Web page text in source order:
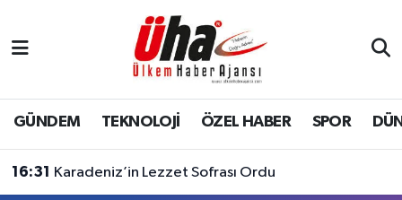
GÜNDEM TEKNOLOJİ ÖZEL HABER SPOR
16:31 Karadeniz’in Lezzet Sofrası Ordu
İstanbul Nöbetçi Eczaneler
İstanbul Hava Durumu